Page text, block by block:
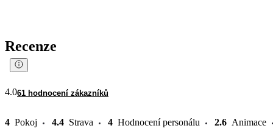
Recenze
4.061 hodnocení zákazníků
4 Pokoj 4.4 Strava 4 Hodnocení personálu 2.6 Animace